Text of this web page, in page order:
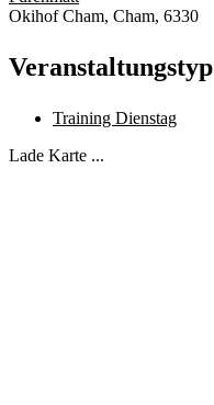
Okihof Cham, Cham, 6330
Veranstaltungstyp
Training Dienstag
Lade Karte ...